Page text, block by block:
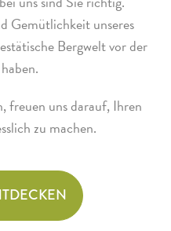
Gemütlichkeit unseres
Bergwelt vor der
freuen uns darauf, Ihren
zu machen.